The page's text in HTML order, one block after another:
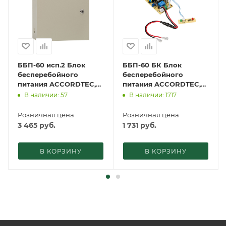
ББП-60 исп.2 Блок
бесперебойного
питания ACCORDTEC,
12 В, 6 A
В наличии: 57
Розничная цена
3 465 руб.
В КОРЗИНУ
ББП-60 БК Блок
бесперебойного
питания ACCORDTEC,
12 В, 6 A
В наличии: 1717
Розничная цена
1 731 руб.
В КОРЗИНУ